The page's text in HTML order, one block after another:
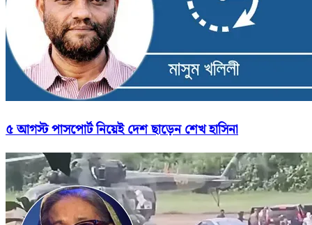
৫ আগস্ট পাসপোর্ট নিয়েই দেশ ছাড়েন শেখ হাসিনা